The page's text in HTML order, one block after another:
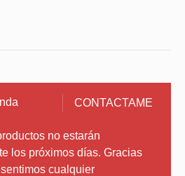
CONTACTAME
no estarán
los próximos días. Gracias
cualquier